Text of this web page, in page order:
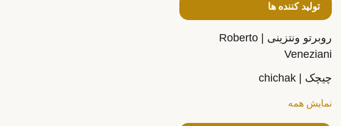
تولید کننده ها
روبرتو ونتزینی | Roberto
Veneziani
چیچک | chichak
نمایش همه